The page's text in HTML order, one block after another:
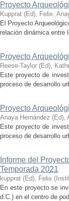
Proyecto
Kupprat (Ed), Felix;
El Proyecto
relación dinámica entre
Proyecto
Reese-Taylor (Ed),
Este proyecto de
proceso de desarrollo
Proyecto
Anaya Hernández (Ed),
Este proyecto de
proceso de desarrollo
Informe del
Temporada 2021
kupprat (Ed), Felix (
En este proyecto se
d.C.) en el centro de